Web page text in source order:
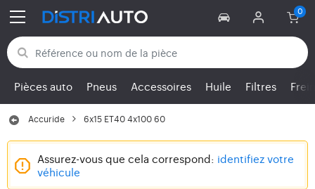
Retour aux catégories
Pièces auto Pneus Accessoires Huile Filtres
Accuride 6x15 ET40 4x100 60
Assurez-vous que cela correspond: identifiez votre
véhicule